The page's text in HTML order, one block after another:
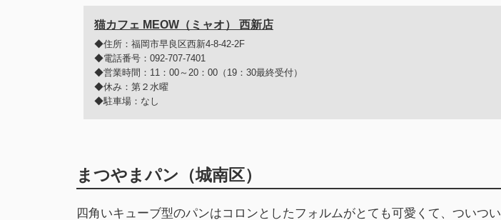
猫カフェ MEOW（ミャオ） 西新店
◆住所：福岡市早良区西新4-8-42-2F
◆電話番号：092-707-7401
◆営業時間：11：00～20：00（19：30最終受付）
◆休み：第２水曜
◆駐車場：なし
まつやまパン（城南区）
四角いキューブ型のパンはコロンとしたフォルムがとても可愛くて、ついつい